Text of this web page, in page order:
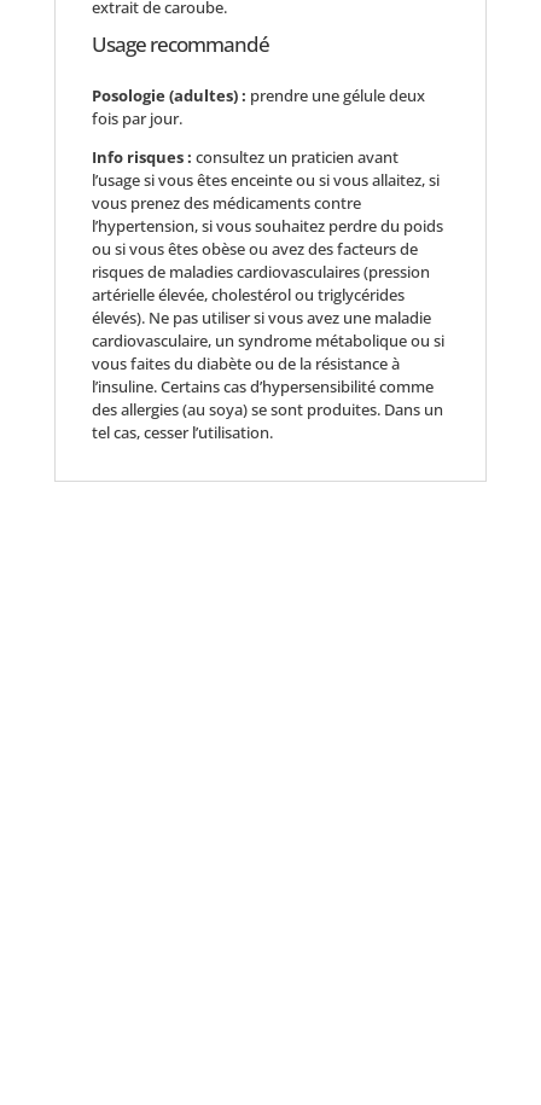
extrait de caroube.
Usage recommandé
Posologie (adultes) : prendre une gélule deux
fois par jour.
Info risques : consultez un praticien avant
l’usage si vous êtes enceinte ou si vous allaitez, si
vous prenez des médicaments contre
l’hypertension, si vous souhaitez perdre du poids
ou si vous êtes obèse ou avez des facteurs de
risques de maladies cardiovasculaires (pression
artérielle élevée, cholestérol ou triglycérides
élevés). Ne pas utiliser si vous avez une maladie
cardiovasculaire, un syndrome métabolique ou si
vous faites du diabète ou de la résistance à
l’insuline. Certains cas d’hypersensibilité comme
des allergies (au soya) se sont produites. Dans un
tel cas, cesser l’utilisation.